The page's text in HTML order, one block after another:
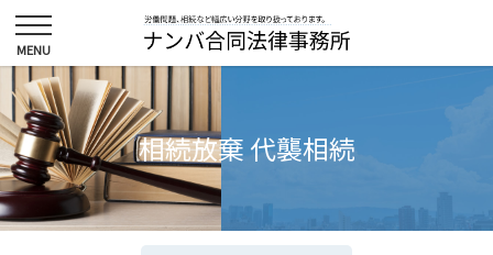
相続放棄 代襲相続